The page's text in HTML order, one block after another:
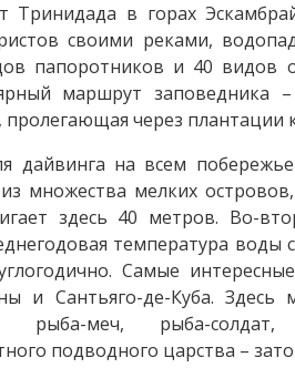
Тринидада в горах
своими реками,
папоротников и 40 видов
маршрут заповедника
через плантации
дайвинга на всем
множества мелких
здесь 40 метров. Во-
температура воды
Самые
и Сантьяго-де-Куба.
меч, рыба-
подводного царства –